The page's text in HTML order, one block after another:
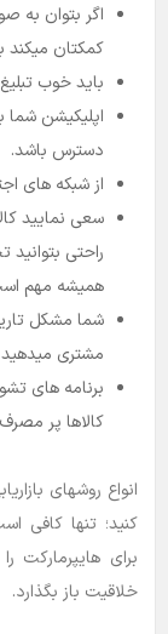
اگر بتوان به­
کمکتان میکند
باید خوب
اپلیکیشن شما
دسترس باشد.
از شبکه­ های
راحتی
همیشه مهم
شما مشکل
مشتری میدهید
برنامه­ های
کالاها پر
انواع روشهای
کنید؛ تنها کافی
برای هایپرمارکت
خلاقیت باز بگذارد.